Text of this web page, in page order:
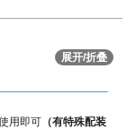
展开/折叠
用即可（有特殊配装